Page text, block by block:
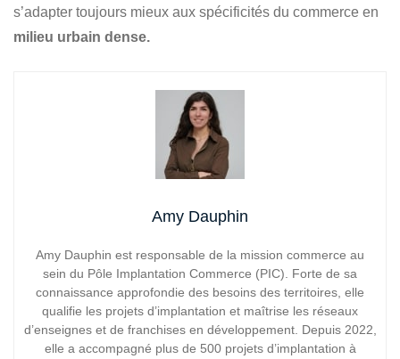
s’adapter toujours mieux aux spécificités du commerce en
milieu urbain dense.
Amy Dauphin
Amy Dauphin est responsable de la mission commerce au
sein du Pôle Implantation Commerce (PIC). Forte de sa
connaissance approfondie des besoins des territoires, elle
qualifie les projets d’implantation et maîtrise les réseaux
d’enseignes et de franchises en développement. Depuis 2022,
elle a accompagné plus de 500 projets d’implantation à